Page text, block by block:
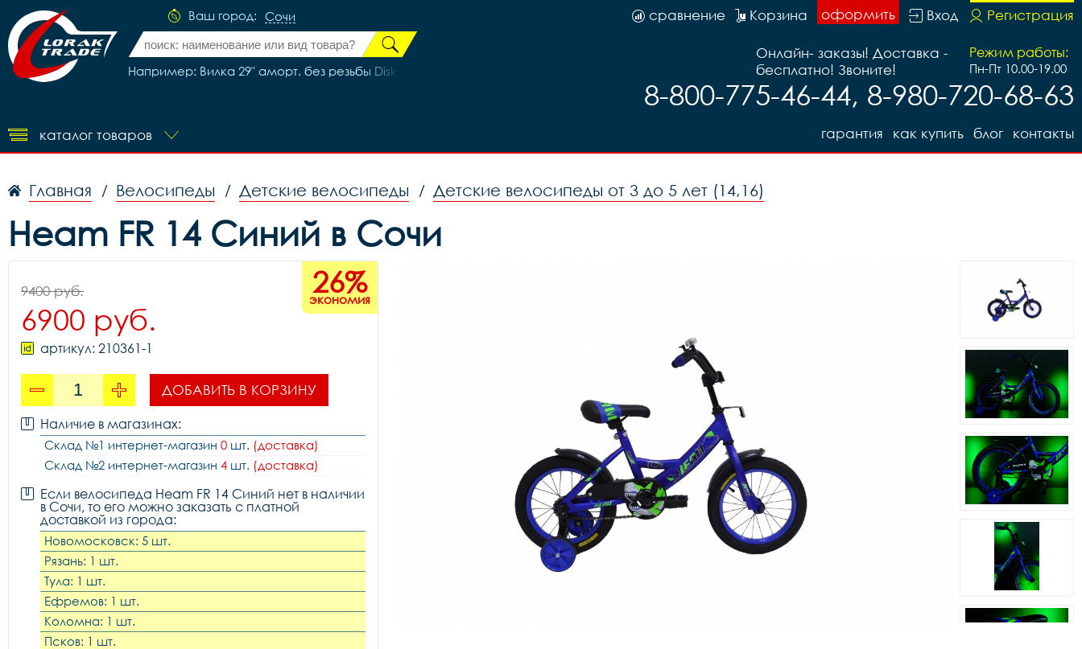
Ваш город: Сочи
Например: Вилка 29" аморт. без резьбы Disk 1 1/8" с блокировкой, код 41235
Регистрация
Вход
оформить
Корзина
сравнение
Режим работы:
Пн-Пт 10.00-19.00
Онлайн- заказы! Доставка -
бесплатно! Звоните!
8-800-775-46-44, 8-980-720-68-63
каталог товаров контакты
блог
как купить
гарантия
Главная / Велосипеды / Детские велосипеды / Детские велосипеды от 3 до 5 лет (14,16)
Heam FR 14 Синий в Сочи
26%
экономия
9400 руб.
6900 руб.
артикул: 210361-1
ДОБАВИТЬ В КОРЗИНУ
Наличие в магазинах:
Склад №1 интернет-магазин 0 шт. (доставка)
Склад №2 интернет-магазин 4 шт. (доставка)
Если велосипеда Heam FR 14 Синий нет в наличии
в Сочи, то его можно заказать с платной
доставкой из города:
Новомосковск: 5 шт.
Рязань: 1 шт.
Тула: 1 шт.
Ефремов: 1 шт.
Коломна: 1 шт.
Псков: 1 шт.